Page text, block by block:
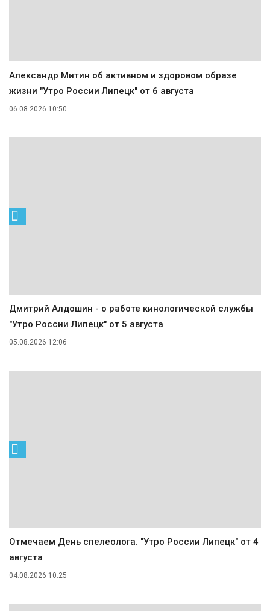
Александр Митин об активном и здоровом образе
жизни "Утро России Липецк" от 6 августа
06.08.2026 10:50
Дмитрий Алдошин - о работе кинологической службы
"Утро России Липецк" от 5 августа
05.08.2026 12:06
Отмечаем День спелеолога. "Утро России Липецк" от 4
августа
04.08.2026 10:25